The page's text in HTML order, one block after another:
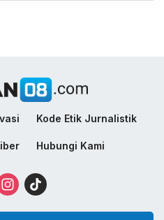
Kode Etik Jurnalistik
Hubungi Kami
Instagram